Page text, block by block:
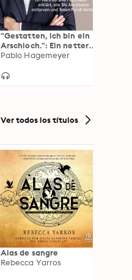
"Gestatten, ich bin ein
Arschloch.": Ein netter
Narzisst und Psychiater
Narzissten entlarven
Pablo Hagemeyer
Ver todos los títulos
Alas de sangre
Rebecca Yarros